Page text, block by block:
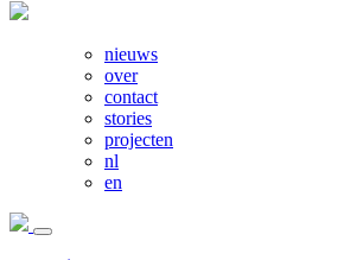
nieuws
over
contact
stories
projecten
nl
en